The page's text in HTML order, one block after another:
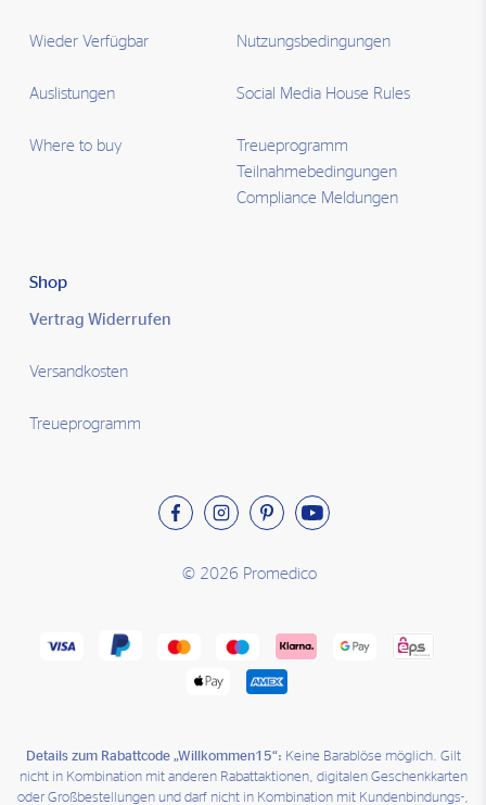
Wieder Verfügbar
Auslistungen
Where to buy
Nutzungsbedingungen
Social Media House Rules
Treueprogramm
Teilnahmebedingungen
Compliance Meldungen
Shop
Vertrag Widerrufen
Versandkosten
Treueprogramm
© 2026 Promedico
Details zum Rabattcode „Willkommen15“: Keine Barablöse möglich. Gilt
nicht in Kombination mit anderen Rabattaktionen, digitalen Geschenkkarten
oder Großbestellungen und darf nicht in Kombination mit Kundenbindungs-,